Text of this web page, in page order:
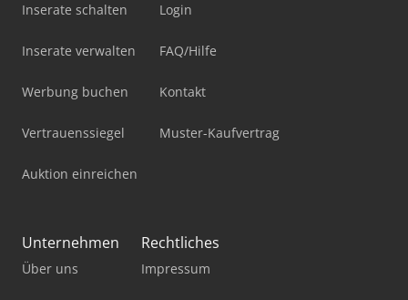
Inserate schalten
Inserate verwalten
Werbung buchen
Vertrauenssiegel
Auktion einreichen
Login
FAQ/Hilfe
Kontakt
Muster-Kaufvertrag
Unternehmen
Über uns
Rechtliches
Impressum